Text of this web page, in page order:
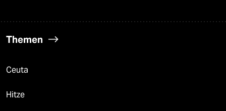
Themen
Ceuta
Hitze